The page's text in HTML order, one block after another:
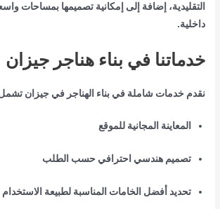
التقليدية، إضافة إلى إمكانية تصميمها بمساحات
داخلية.
خدماتنا في بناء هناجر جيزان
نقدم خدمات شاملة في بناء الهناجر في جيزان
المعاينة المجانية للموقع
تصميم هندسي احترافي حسب الطلب
تحديد أفضل الخامات المناسبة لطبيعة الاستخدام